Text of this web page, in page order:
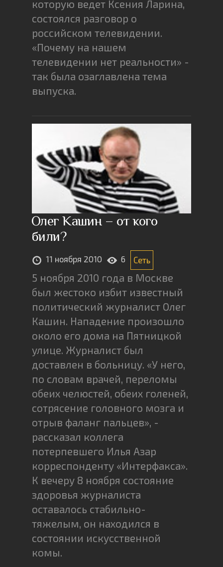
которую ведет Ксения Ларина,
состоялся разговор о
российском телевидении.
«Почему на нашем
телевидении нет реальности» -
так была озаглавлена тема
выпуска.
Олег Кашин – от кого
били?
11 ноября 2010 6 Сеть
5 ноября 2010 года в Москве
был жестоко избит известный
политический журналист Олег
Кашин. Нападение произошло
около его дома на Пятницкой
улице. Журналист был
доставлен в больницу. «У него,
по словам врачей, переломы
обеих челюстей, обеих голеней,
сотрясение головного мозга и
отрыв фаланг пальцев», -
рассказал коллега
потерпевшего Илья Азар
корреспонденту «Интерфакса».
К вечеру 8 ноября состояние
здоровья журналиста
оставалось стабильно-
тяжелым, он находился в
состоянии искусственной
комы.